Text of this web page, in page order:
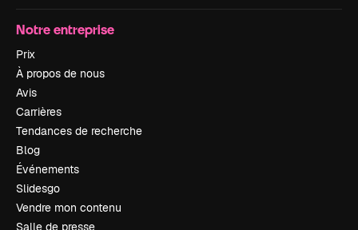
Notre entreprise
Prix
À propos de nous
Avis
Carrières
Tendances de recherche
Blog
Événements
Slidesgo
Vendre mon contenu
Salle de presse